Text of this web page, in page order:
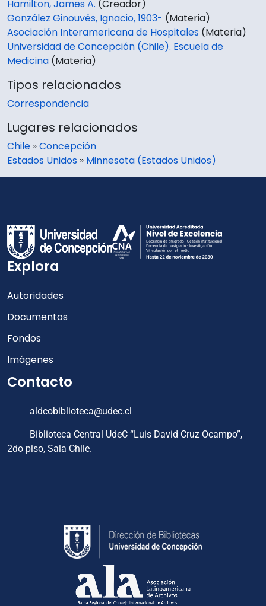
Hamilton, James A. (Creador)
González Ginouvés, Ignacio, 1903- (Materia)
Asociación Interamericana de Hospitales (Materia)
Universidad de Concepción (Chile). Escuela de
Medicina (Materia)
Tipos relacionados
Correspondencia
Lugares relacionados
Chile »Concepción
Estados Unidos » Minnesota (Estados Unidos)
Explora
Autoridades
Documentos
Fondos
Imágenes
Contacto
aldcobiblioteca@udec.cl
Biblioteca Central UdeC “Luis David Cruz Ocampo”,
2do piso, Sala Chile.